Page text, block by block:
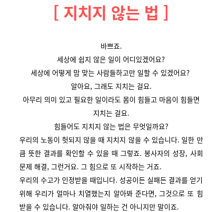
[ 지치지 않는 법 ]
바쁘죠.
세상에 쉽지 않은 일이 어디있겠어요?
세상에 어떻게 맘 맞는 사람들하고만 일할 수 있겠어요?
알아요, 그래도 지치는 걸요.
아무리 의미 있고 필요한 일이라도 몸이 힘들고 마음이 힘들면
지치는 걸요.
힘들어도 지치지 않는 법은 무엇일까요?
우리의 노동이 헛되지 않을 때 지치지 않을 수 있습니다. 일한 만
큼 뜻한 결과를 확인할 수 있을 때 그렇죠. 봉사자의 성장, 사회
문제 해결, 그런거요. 그 힘으로 또 시작하는 거죠.
우리의 수고가 인정받을 때입니다. 성공이든 실패든 결과를 얻기
위해 우리가 얼마나 치열했는지 알아봐 준다면, 그것으로 또 힘
받을 수 있습니다. 알아줘야 일하는 건 아니지만 말이죠.